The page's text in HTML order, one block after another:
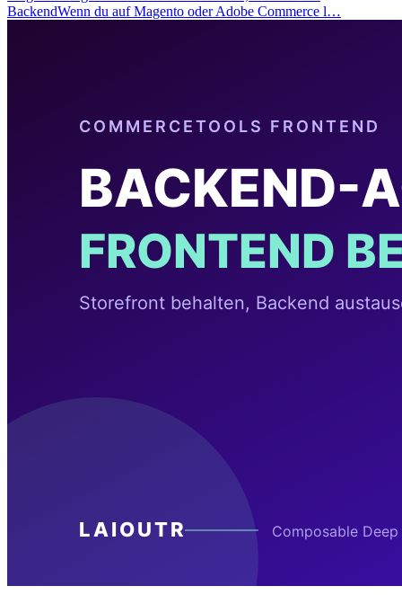
BackendWenn du auf Magento oder Adobe Commerce l…